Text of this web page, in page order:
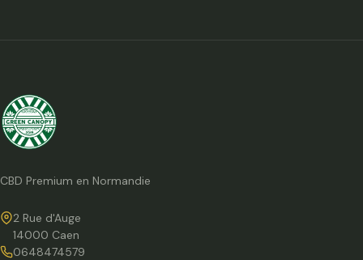
CBD Premium en Normandie
2 Rue d'Auge
14000 Caen
0648474579